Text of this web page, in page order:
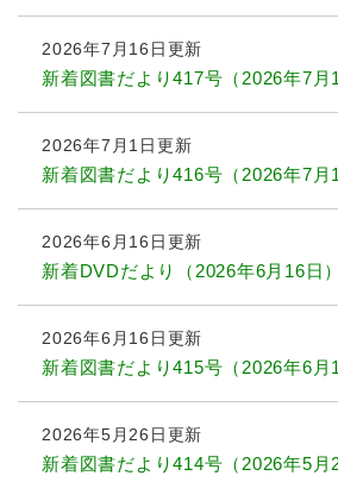
2026年7月16日更新
新着図書だより417号（2026年7月
2026年7月1日更新
新着図書だより416号（2026年7月1
2026年6月16日更新
新着DVDだより（2026年6月16日）
2026年6月16日更新
新着図書だより415号（2026年6月
2026年5月26日更新
新着図書だより414号（2026年5月